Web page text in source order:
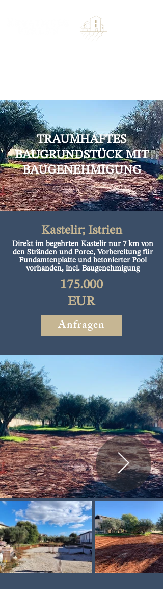
TRAUMHAFTES
BAUGRUNDSTÜCK MIT
BAUGENEHMIGUNG
Kastelir; Istrien
Direkt im begehrten Kastelir nur 7 km von
den Stränden und Porec, Vorbereitung für
Fundamtenplatte und betonierter Pool
vorhanden, incl. Baugenehmigung
175.000
EUR
Anfragen